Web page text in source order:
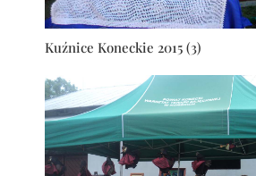
Kuźnice Koneckie 2015 (3)